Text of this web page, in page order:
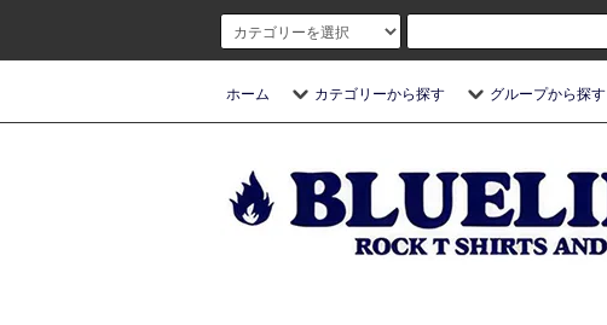
ホーム カテゴリーから探す グループから探す